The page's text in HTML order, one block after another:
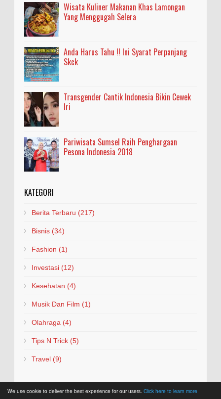
We use cookie to deliver the best experience for our users. Click here to learn more
Wisata Kuliner Makanan Khas Lamongan
Yang Menggugah Selera
Anda Harus Tahu !! Ini Syarat Perpanjang
Skck
Transgender Cantik Indonesia Bikin Cewek
Iri
Pariwisata Sumsel Raih Penghargaan
Pesona Indonesia 2018
KATEGORI
Berita Terbaru (217)
Bisnis (34)
Fashion (1)
Investasi (12)
Kesehatan (4)
Musik Dan Film (1)
Olahraga (4)
Tips N Trick (5)
Travel (9)